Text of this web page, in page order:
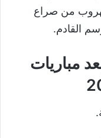
للهروب من صراع
القادم.
مباريات